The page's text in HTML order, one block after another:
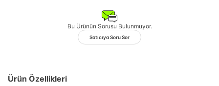
Bu Ürünün Sorusu Bulunmuyor.
Satıcıya Soru Sor
Ürün Özellikleri